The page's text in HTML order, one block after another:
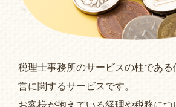
税理士事務所のサービスの柱である
営に関するサービスです。